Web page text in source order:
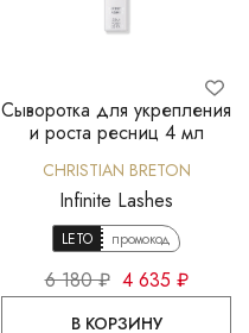
Сыворотка для укрепления
и роста ресниц 4 мл
CHRISTIAN BRETON
Infinite Lashes
LETO промокод
6 180 ₽ 4 635 ₽
В КОРЗИНУ